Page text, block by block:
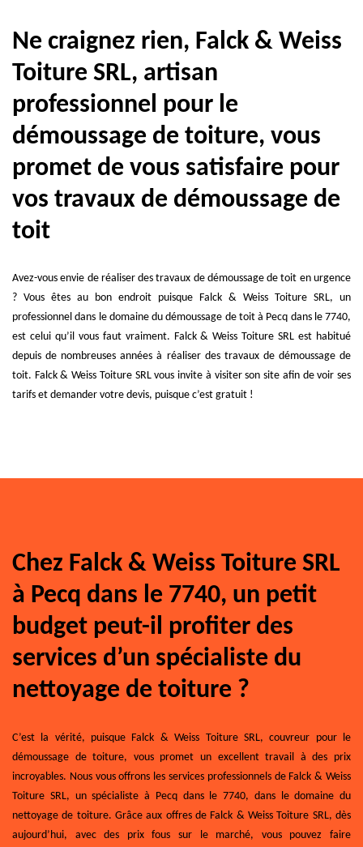
Ne craignez rien, Falck & Weiss
Toiture SRL, artisan
professionnel pour le
démoussage de toiture, vous
promet de vous satisfaire pour
vos travaux de démoussage de
toit
Avez-vous envie de réaliser des travaux de démoussage de toit en urgence
? Vous êtes au bon endroit puisque Falck & Weiss Toiture SRL, un
professionnel dans le domaine du démoussage de toit à Pecq dans le 7740,
est celui qu’il vous faut vraiment. Falck & Weiss Toiture SRL est habitué
depuis de nombreuses années à réaliser des travaux de démoussage de
toit. Falck & Weiss Toiture SRL vous invite à visiter son site afin de voir ses
tarifs et demander votre devis, puisque c’est gratuit !
Chez Falck & Weiss Toiture SRL
à Pecq dans le 7740, un petit
budget peut-il profiter des
services d’un spécialiste du
nettoyage de toiture ?
C’est la vérité, puisque Falck & Weiss Toiture SRL, couvreur pour le
démoussage de toiture, vous promet un excellent travail à des prix
incroyables. Nous vous offrons les services professionnels de Falck & Weiss
Toiture SRL, un spécialiste à Pecq dans le 7740, dans le domaine du
nettoyage de toiture. Grâce aux offres de Falck & Weiss Toiture SRL, dès
aujourd’hui, avec des prix fous sur le marché, vous pouvez faire